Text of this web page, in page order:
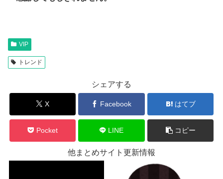
VIP
トレンド
シェアする
X Facebook はてブ
Pocket LINE コピー
他まとめサイト更新情報